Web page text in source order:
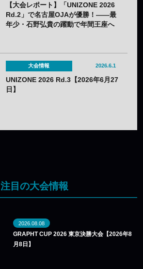
【大会レポート】「UNIZONE 2026
Rd.2」で名古屋OJAが優勝！——最
年少・石野弘貴の躍動で年間王座へ
大会情報 2026.6.1
UNIZONE 2026 Rd.3【2026年6月27
日】
注目の大会情報
2026.08.08
GRAPHT CUP 2026 東京決勝大会【2026年8
月8日】